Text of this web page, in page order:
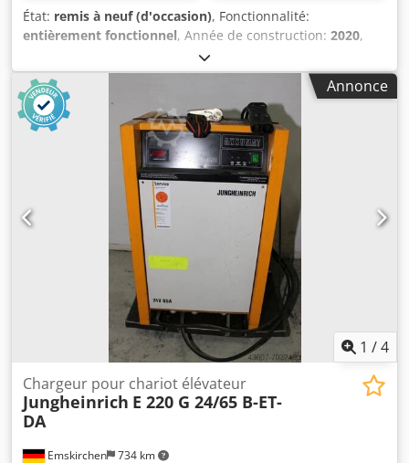
État: remis à neuf (d'occasion), Fonctionnalité:
entièrement fonctionnel, Année de construction: 2020,
, hauteur totale:
totale:1 025 mm, largeur totale:710 mm, capacité de la
batterie:
, capacité
restante de la batterie:100 pourcentage
, fabricant de
batteries:
, modèle de batterie:80V 4PzS560
de chariot élévateur 80V 4PzS560 Batterie 100% TESTÉE
Année de fabrication : 2020 Dimensions (Lxlxh) : 1025mm x
710mm x 785mm Poids : 1558kg La batterie a été
entretenue et testée par une entreprise spécialisée. Test
de capacité (test de décharge C5) : batterie 657/560Ah
Capacité restante : 100% Avec système de remplissage
Aquamatik (BFS) Avec vis de connexion mais SANS câble de
dérivation final. Djdex Hi Haspfx Ahuswa
Annonce
1 /4
Emskirchen 734 km
Chargeur pour chariot élévateur
Jungheinrich E 220 G 24/65 B-ET-
DA